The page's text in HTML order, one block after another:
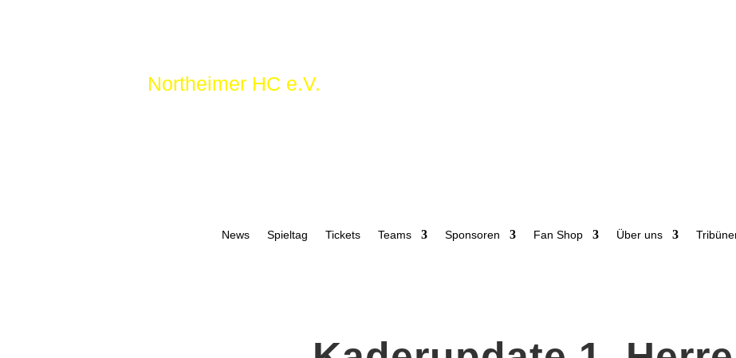
Northeimer HC e.V.
News Spieltag Tickets Teams Sponsoren Fan Shop Über uns